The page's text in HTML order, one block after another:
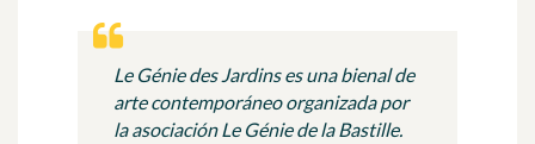
Le Génie des Jardins es una bienal de
arte contemporáneo organizada por
la asociación Le Génie de la Bastille.